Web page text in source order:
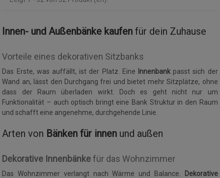
Innen- und Außenbänke kaufen für dein Zuhause
Vorteile eines dekorativen Sitzbanks
Das Erste, was auffällt, ist der Platz. Eine Innenbankpasst sich der
Wand an, lässt den Durchgang frei und bietet mehr Sitzplätze, ohne
dass der Raum überladen wirkt. Doch es geht nicht nur um
Funktionalität – auch optisch bringt eine Bank Struktur in den Raum
und schafft eine angenehme, durchgehende Linie.
Arten von Bänken für innen und außen
Dekorative Innenbänkefür das Wohnzimmer
Das Wohnzimmer verlangt nach Wärme und Balance.
Dekorative